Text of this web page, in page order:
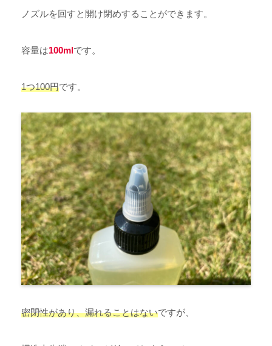
ノズルを回すと開け閉めすることができます。
容量は100mlです。
1つ100円です。
密閉性があり、漏れることはないですが、